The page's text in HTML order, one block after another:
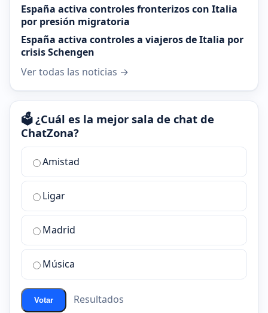
España activa controles fronterizos con Italia
por presión migratoria
España activa controles a viajeros de Italia por
crisis Schengen
Ver todas las noticias →
🗳️ ¿Cuál es la mejor sala de chat de
ChatZona?
¿Cuál
la
mejor
sala
chat
ChatZona?
Amistad
Ligar
Madrid
Música
Votar Resultados